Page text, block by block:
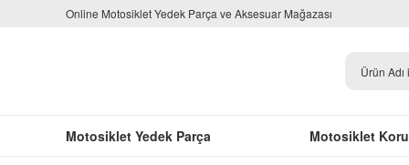
Online Motosiklet Yedek Parça ve Aksesuar Mağazası
Motosiklet Yedek Parça Motosiklet